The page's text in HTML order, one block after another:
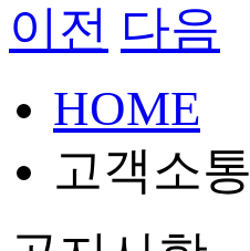
이전 다음
HOME
고객소통